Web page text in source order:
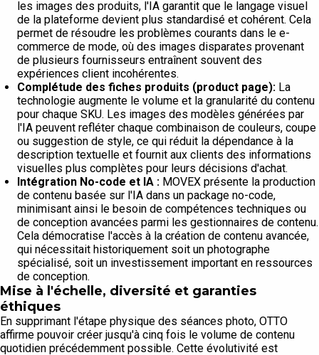
les images des produits, l'IA garantit que le langage visuel
de la plateforme devient plus standardisé et cohérent. Cela
permet de résoudre les problèmes courants dans le e-
commerce de mode, où des images disparates provenant
de plusieurs fournisseurs entraînent souvent des
expériences client incohérentes.
Complétude des fiches produits (product page): La
technologie augmente le volume et la granularité du contenu
pour chaque SKU. Les images des modèles générées par
l'IA peuvent refléter chaque combinaison de couleurs, coupe
ou suggestion de style, ce qui réduit la dépendance à la
description textuelle et fournit aux clients des informations
visuelles plus complètes pour leurs décisions d'achat.
Intégration No-code et IA : MOVEX présente la production
de contenu basée sur l'IA dans un package no-code,
minimisant ainsi le besoin de compétences techniques ou
de conception avancées parmi les gestionnaires de contenu.
Cela démocratise l'accès à la création de contenu avancée,
qui nécessitait historiquement soit un photographe
spécialisé, soit un investissement important en ressources
de conception.
Mise à l'échelle, diversité et garanties
éthiques
En supprimant l'étape physique des séances photo, OTTO
affirme pouvoir créer jusqu'à cinq fois le volume de contenu
quotidien précédemment possible. Cette évolutivité est